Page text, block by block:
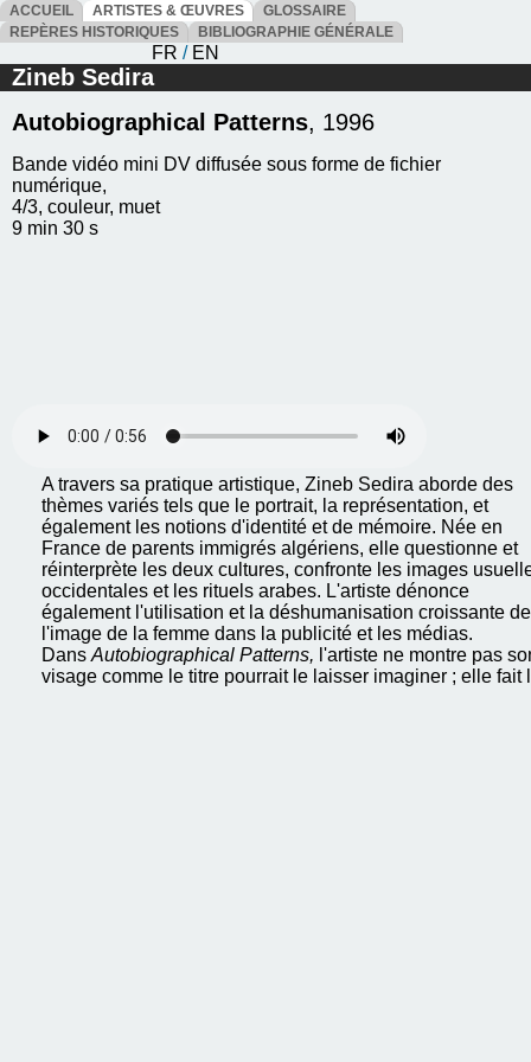
ACCUEIL ARTISTES & ŒUVRES
GLOSSAIRE
REPÈRES HISTORIQUES
BIBLIOGRAPHIE GÉNÉRALE
FR / EN
Zineb Sedira